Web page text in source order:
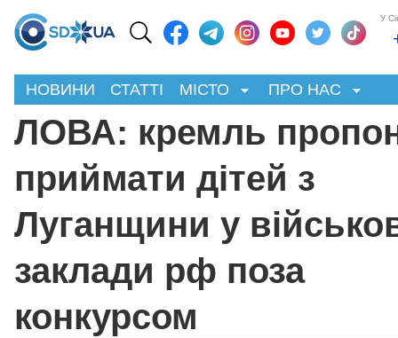
У
НОВИНИ СТАТТІ МІСТО ПРО НАС
ЛОВА: кремль
приймати дітей з
Луганщини у
заклади рф поза
конкурсом